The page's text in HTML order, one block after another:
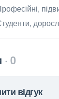
0
відгук